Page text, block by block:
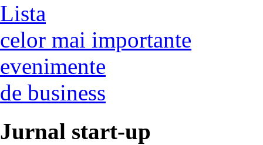
Lista
celor mai importante
evenimente
de business
Jurnal start-up